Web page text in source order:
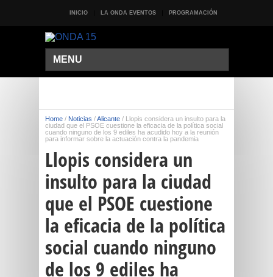
INICIO LA ONDA EVENTOS PROGRAMACIÓN
MENU
Home / Noticias /Alicante / Llopis considera un insulto para la
ciudad que el PSOE cuestione la eficacia de la política social
cuando ninguno de los 9 ediles ha acudido hoy a la reunión
para informar sobre la actuación contra la pandemia
Llopis considera un
insulto para la ciudad
que el PSOE cuestione
la eficacia de la política
social cuando ninguno
de los 9 ediles ha